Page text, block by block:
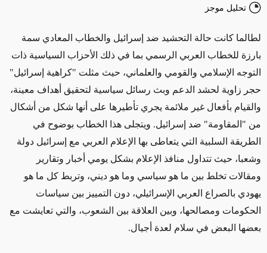
تحليل موجز
لطالما كانت حالة التحشيد ضد إسرائيل والخطاب المعادي سمة
بارزة للخطاب العربي الرسمي بما في ذلك الأحزاب السياسية ذات
التوجه الإسلامي والقومي والعلماني، حيث مثلت "كراهية إسرائيل"
حجر زاوية لحشد الدعم وبث رسائل سياسية لتحقيق أهداف معينة،
والقيام بأفعال غير ملائمة يجري تأطيرها على أنها شكل من أشكال
من "المقاومة" ضد إسرائيل. ويتجلى هذا الخطاب بوضوح في
الطريقة السلبية التي يتعاطى بها الإعلام العربي مع إسرائيل دولة
وشعبا، حيث تتداول منافذ الإعلام بشكل يومي أخبار وتقارير
ومقالات تخلط بين ما هو سياسي وما هو ديني، وتربط كل ما هو
يهودي بالصراع العربي الإسرائيلي، دون التمييز بين سياسات
الحكومات ومصالحها، وبين العلاقة بين الشعوب، والتي تعايشت مع
بعضها البعض في سلام لعدة أجيال.